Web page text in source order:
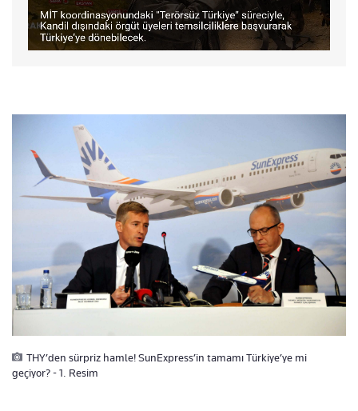
THY’den sürpriz hamle! SunExpress’in tamamı Türkiye’ye mi
geçiyor? - 1. Resim